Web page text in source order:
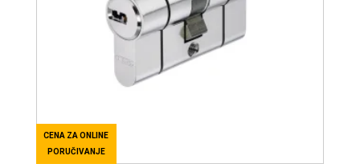
CENA ZA ONLINE
PORUČIVANJE